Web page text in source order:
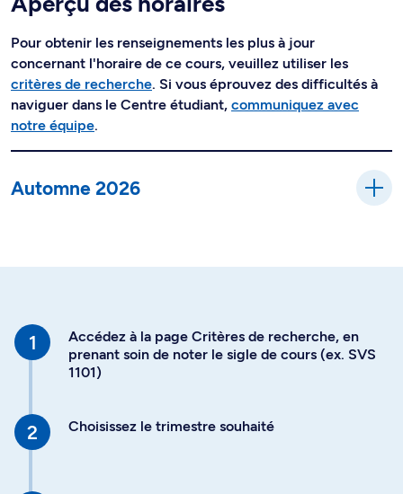
Pour obtenir les renseignements les plus à jour
concernant l'horaire de ce cours, veuillez utiliser les
critères de recherche. Si vous éprouvez des difficultés à
naviguer dans le Centre étudiant, communiquez avec
notre équipe.
Automne 2026
Accédez à la page Critères de recherche, en
prenant soin de noter le sigle de cours (ex. SVS
1101)
Choisissez le trimestre souhaité